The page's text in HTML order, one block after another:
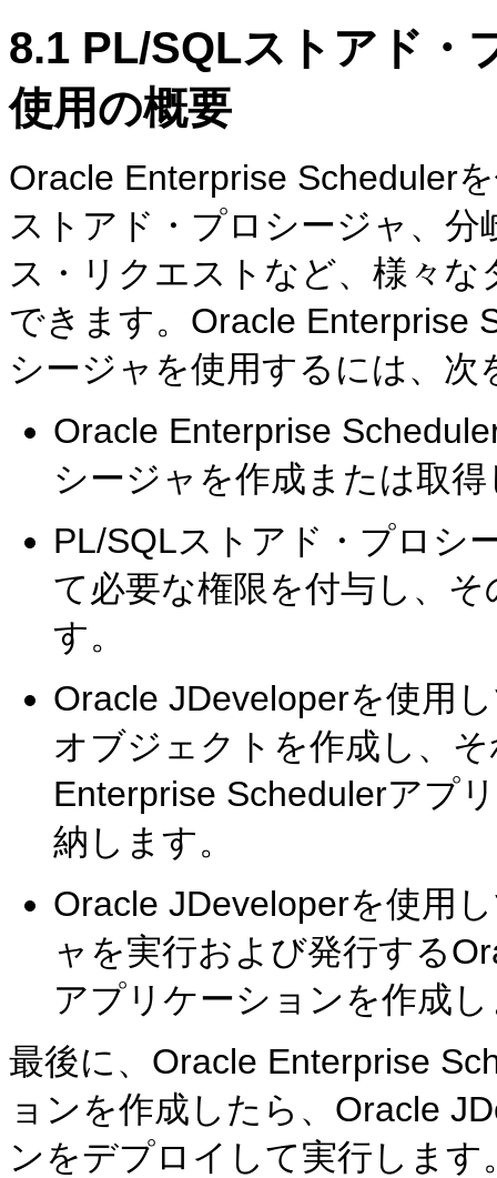
8.1 PL/SQLストアド・
使用の概要
Oracle Enterprise Scheduler
ストアド・プロシージャ、
ス・リクエストなど、様々
できます。Oracle Enterprise
シージャを使用するには、
Oracle Enterprise
シージャを作成または取
PL/SQLストアド・プロシ
て必要な権限を付与し、
す。
Oracle JDeveloperを使用
オブジェクトを作成し、
Enterprise Schedulerアプ
納します。
Oracle JDeveloperを使用
ャを実行および発行する
アプリケーションを作成
最後に、Oracle Enterprise
ョンを作成したら、Oracle
ンをデプロイして実行します